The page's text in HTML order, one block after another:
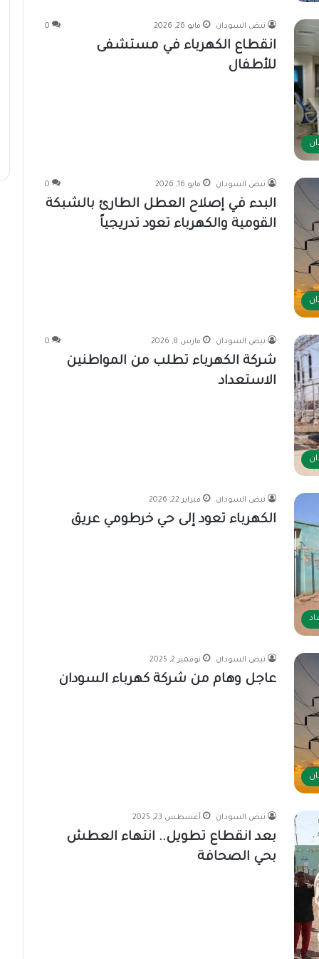
نبض السودان مايو 26, 2026 0
انقطاع الكهرباء في مستشفى
للأطفال
نبض السودان مايو 16, 2026 0
البدء في إصلاح العطل الطارئ بالشبكة
القومية والكهرباء تعود تدريجياً
نبض السودان مارس 8, 2026 0
شركة الكهرباء تطلب من المواطنين
الاستعداد
نبض السودان فبراير 22, 2026
الكهرباء تعود إلى حي خرطومي عريق
نبض السودان نوفمبر 2, 2025
عاجل وهام من شركة كهرباء السودان
نبض السودان أغسطس 23, 2025
بعد انقطاع تطويل.. انتهاء العطش
بحي الصحافة